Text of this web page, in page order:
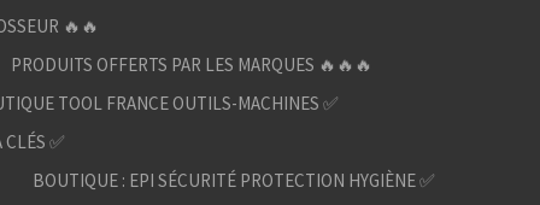
🔥🔥
PRODUITS OFFERTS PAR LES MARQUES 🔥🔥🔥
TOOL FRANCE OUTILS-MACHINES ✅
✅
BOUTIQUE : EPI SÉCURITÉ PROTECTION HYGIÈNE ✅